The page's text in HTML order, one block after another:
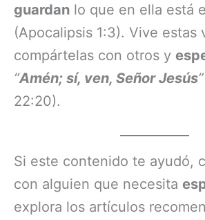
guardan lo que en ella está
(Apocalipsis 1:3). Vive estas
compártelas con otros y
“Amén; sí, ven, Señor Jesús”
22:20).
Si este contenido te ayudó,
con alguien que necesita
explora los artículos